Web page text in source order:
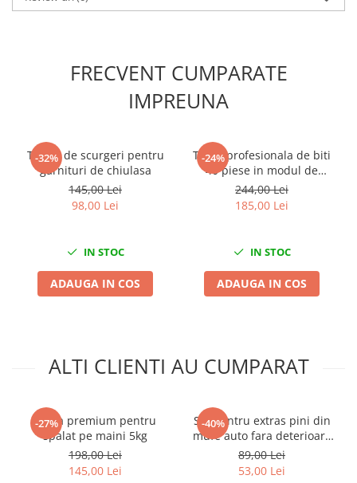
Lancia
Peugeot
Renault
Universale
Scule pentru tinichigerie
Accesorii Pneumatice
Alte scule pneumatice
Chei cu clichet
Compresoare
FRECVENT CUMPARATE
IMPREUNA
-32%
Tester de scurgeri pentru
garnituri de chiulasa
145,00 Lei
98,00 Lei
IN STOC
ADAUGA IN COS
-24%
Trusa profesionala de biti
40 piese in modul de
spuma
244,00 Lei
185,00 Lei
IN STOC
ADAUGA IN COS
ALTI CLIENTI AU CUMPARAT
-27%
Pasta premium pentru
spalat pe maini 5kg
198,00 Lei
145,00 Lei
-40%
Set pentru extras pini din
mufe auto fara deterioare
38 piese
89,00 Lei
53,00 Lei